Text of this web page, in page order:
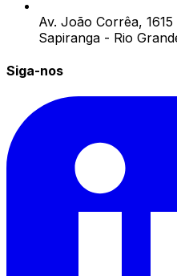
Av. João Corrêa,
Sapiranga - Rio
Siga-nos